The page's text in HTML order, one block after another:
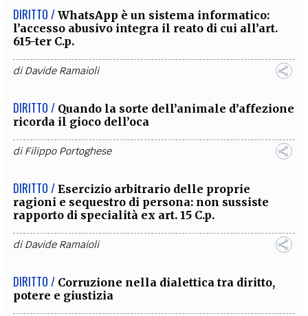
DIRITTO / WhatsApp è un sistema informatico:
l’accesso abusivo integra il reato di cui all’art.
615-ter C.p.
diDavide Ramaioli
DIRITTO / Quando la sorte dell’animale d’affezione
ricorda il gioco dell’oca
diFilippo Portoghese
DIRITTO / Esercizio arbitrario delle proprie
ragioni e sequestro di persona: non sussiste
rapporto di specialità ex art. 15 C.p.
diDavide Ramaioli
DIRITTO / Corruzione nella dialettica tra diritto,
potere e giustizia